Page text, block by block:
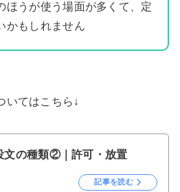
ほうが使う場面が多くて、定
かもしれません
いてはこちら↓
文の種類②｜許可・放置
記事を読む